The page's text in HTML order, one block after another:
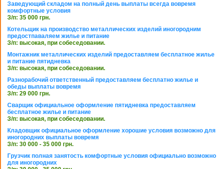
Заведующий складом на полный день выплаты всегда вовремя
комфортные условия
З/п: 35 000 грн.
Котельщик на производство металлических изделий иногородним
предостпаваляем жилье и питание
З/п: высокая, при собеседовании.
Монтажник металлических изделий предоставляем бесплатное жилье
и питание пятидневка
З/п: высокая, при собеседовании.
Разнорабочий ответственный предоставляем бесплатно жилье и
обеды выплаты вовремя
З/п: 29 000 грн.
Сварщик официальное оформление пятидневка предоставляем
бесплатное жилье и питание
З/п: высокая, при собеседовании.
Кладовщик официальное оформление хорошие условия возможно для
иногородних выплаты вовремя
З/п: 30 000 - 35 000 грн.
Грузчик полная занятость комфортные условия официально возможно
для иногородних